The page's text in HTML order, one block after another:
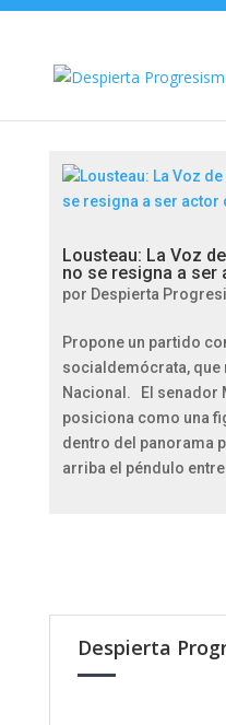
Lousteau: La Voz
no se resigna a ser
por Despierta
Propone un partido
socialdemócrata,
Nacional. El senador
posiciona como una
dentro del panorama
arriba el péndulo
Despierta